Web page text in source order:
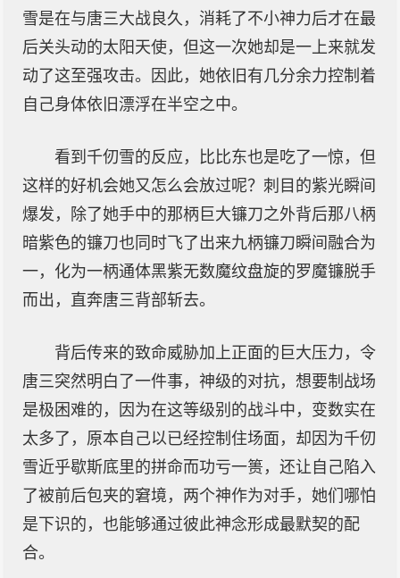
雪是在与唐三大战良久，消耗了不小神力后才在最
后关头动的太阳天使，但这一次她却是一上来就发
动了这至强攻击。因此，她依旧有几分余力控制着
自己身体依旧漂浮在半空之中。
看到千仞雪的反应，比比东也是吃了一惊，但
这样的好机会她又怎么会放过呢？刺目的紫光瞬间
爆发，除了她手中的那柄巨大镰刀之外背后那八柄
暗紫色的镰刀也同时飞了出来九柄镰刀瞬间融合为
一，化为一柄通体黑紫无数魔纹盘旋的罗魔镰脱手
而出，直奔唐三背部斩去。
背后传来的致命威胁加上正面的巨大压力，令
唐三突然明白了一件事，神级的对抗，想要制战场
是极困难的，因为在这等级别的战斗中，变数实在
太多了，原本自己以已经控制住场面，却因为千仞
雪近乎歇斯底里的拼命而功亏一篑，还让自己陷入
了被前后包夹的窘境，两个神作为对手，她们哪怕
是下识的，也能够通过彼此神念形成最默契的配
合。